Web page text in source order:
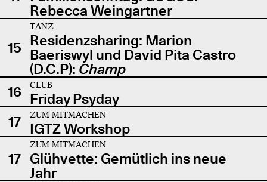
Rebecca Weingartner
15
TANZ
Residenzsharing: Marion
Baeriswyl und David Pita Castro
(D.C.P): Champ
16
CLUB
Friday Psyday
17
ZUM MITMACHEN
IGTZ Workshop
17
ZUM MITMACHEN
Glühvette: Gemütlich ins neue
Jahr